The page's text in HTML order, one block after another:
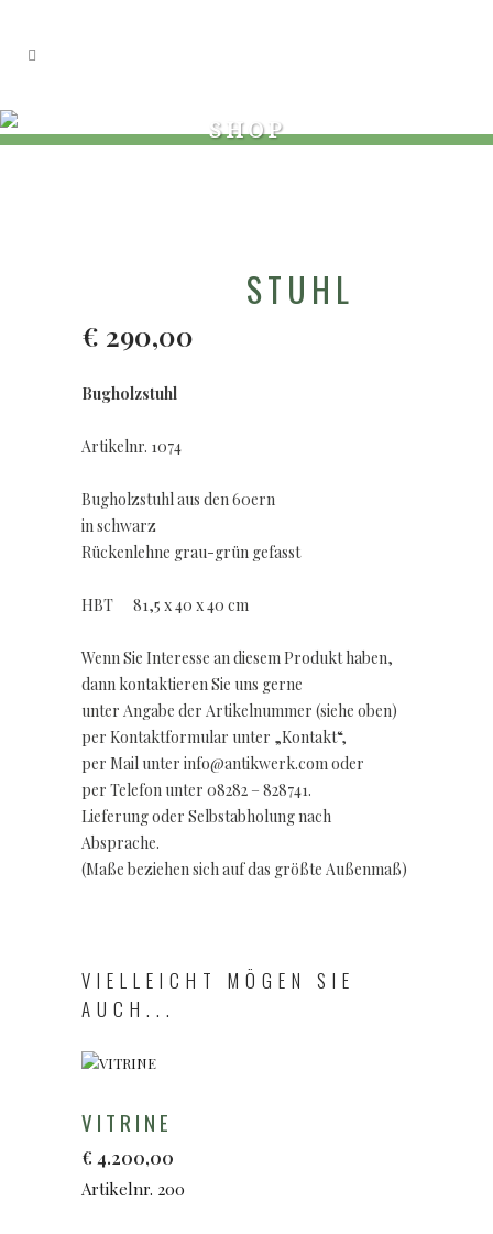
SHOP
STUHL
€ 290,00
Bugholzstuhl
Artikelnr. 1074
Bugholzstuhl aus den 60ern
in schwarz
Rückenlehne grau-grün gefasst
HBT 81,5 x 40 x 40 cm
Wenn Sie Interesse an diesem Produkt haben,
dann kontaktieren Sie uns gerne
unter Angabe der Artikelnummer (siehe oben)
per Kontaktformular unter „Kontakt“,
per Mail unter info@antikwerk.com oder
per Telefon unter 08282 – 828741.
Lieferung oder Selbstabholung nach
Absprache.
(Maße beziehen sich auf das größte Außenmaß)
VIELLEICHT MÖGEN SIE
AUCH...
VITRINE
€ 4.200,00
Artikelnr. 200